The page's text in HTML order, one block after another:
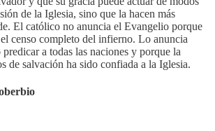
de la Iglesia, sino que la hacen más
El católico no anuncia el Evangelio porque
censo completo del infierno. Lo anuncia
a todas las naciones y porque la
de salvación ha sido confiada a la Iglesia.